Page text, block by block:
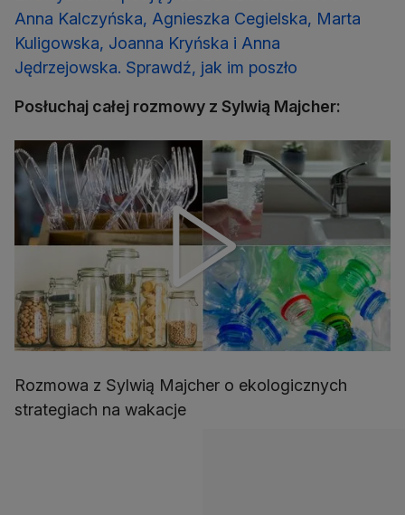
Anna Kalczyńska, Agnieszka Cegielska, Marta
Kuligowska, Joanna Kryńska i Anna
Jędrzejowska. Sprawdź, jak im poszło
Posłuchaj całej rozmowy z Sylwią Majcher:
Rozmowa z Sylwią Majcher o ekologicznych
strategiach na wakacje